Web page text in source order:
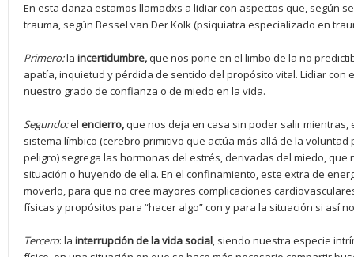
En esta danza estamos llamadxs a lidiar con aspectos que, según
trauma, según Bessel van Der Kolk (psiquiatra especializado en
Primero:la incertidumbre,que nos pone en el limbo de la no
apatía, inquietud y pérdida de sentido del propósito vital. Lidiar con
nuestro grado de confianza o de miedo en la vida.
Segundo:el encierro,que nos deja en casa sin poder salir
sistema límbico (cerebro primitivo que actúa más allá de la
peligro) segrega las hormonas del estrés, derivadas del miedo,
situación o huyendo de ella. En el confinamiento, este extra de
moverlo, para que no cree mayores complicaciones
físicas y propósitos para “hacer algo” con y para la situación si así
Tercero: la interrupción de lavida social, siendo nuestra especie